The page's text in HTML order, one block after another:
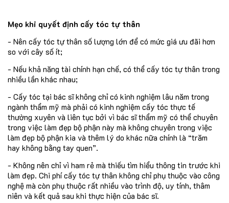
Mẹo khi quyết định cấy tóc tự thân
- Nên cấy tóc tự thân số lượng lớn để có mức giá ưu đãi hơn
so với cây số ít;
- Nếu khả năng tài chính hạn chế, có thể cấy tóc tự thân trong
nhiều lần khác nhau;
- Cấy tóc tại bác sĩ không chỉ có kinh nghiệm lâu năm trong
ngành thẩm mỹ mà phải có kinh nghiệm cấy tóc thực tế
thường xuyên và liên tục bởi vì bác sĩ thẩm mỹ có thể chuyên
trong việc làm đẹp bộ phận này mà không chuyên trong việc
làm đẹp bộ phận kia và thêm lý do khác nữa chính là “trăm
hay không bằng tay quen”.
- Không nên chỉ vì ham rẻ mà thiếu tìm hiểu thông tin trước khi
làm đẹp. Chi phí cấy tóc tự thân không chỉ phụ thuộc vào công
nghệ mà còn phụ thuộc rất nhiều vào trình độ, uy tính, thâm
niên và kết quả sau khi thực hiện của bác sĩ.